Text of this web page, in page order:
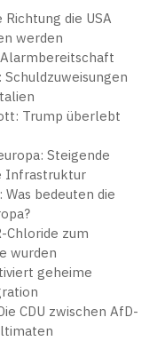
die USA
werden
Trump überlebt
Steigende
Infrastruktur
bedeuten die
Chloride zum
wurden
geheime
CDU zwischen AfD-